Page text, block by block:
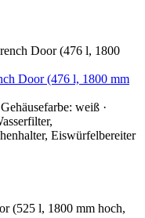
Door (476 l, 1800 mm
weiß ·
Eiswürfelbereiter